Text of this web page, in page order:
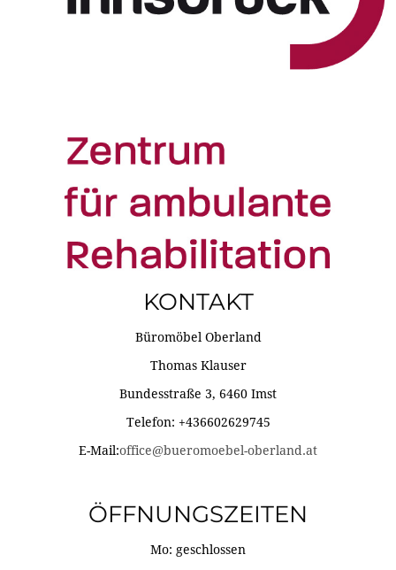
KONTAKT
Büromöbel Oberland
Thomas Klauser
Bundesstraße 3, 6460 Imst
Telefon: +436602629745
E-Mail:office@bueromoebel-oberland.at
ÖFFNUNGSZEITEN
Mo: geschlossen